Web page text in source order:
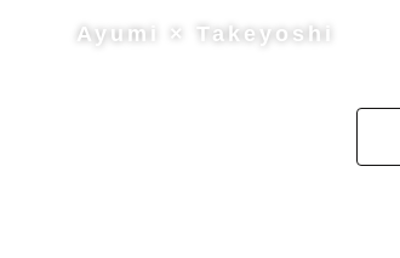
Ayumi × Takeyoshi